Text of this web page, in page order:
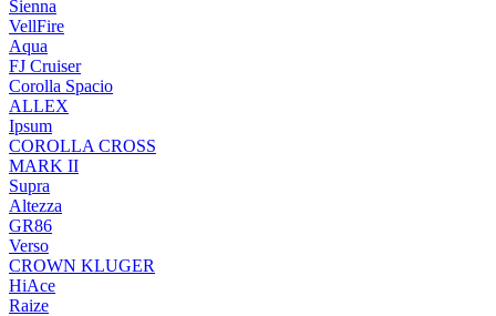
Sienna
VellFire
Aqua
FJ Cruiser
Corolla Spacio
ALLEX
Ipsum
COROLLA CROSS
MARK II
Supra
Altezza
GR86
Verso
CROWN KLUGER
HiAce
Raize